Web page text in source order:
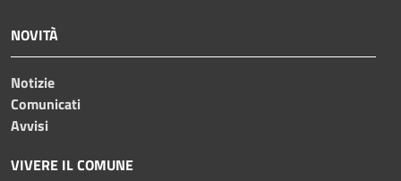
NOVITÀ
Notizie
Comunicati
Avvisi
VIVERE IL COMUNE